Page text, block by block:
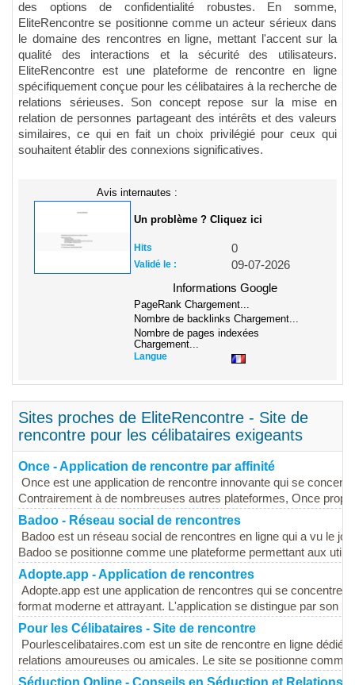
des options de confidentialité robustes. En somme,
EliteRencontre se positionne comme un acteur sérieux dans
le domaine des rencontres en ligne, mettant l'accent sur la
qualité des interactions et la sécurité des utilisateurs.
EliteRencontre est une plateforme de rencontre en ligne
spécifiquement conçue pour les célibataires à la recherche de
relations sérieuses. Son concept repose sur la mise en
relation de personnes partageant des intérêts et des valeurs
similaires, ce qui en fait un choix privilégié pour ceux qui
souhaitent établir des connexions significatives.
Avis internautes :
Un problème ? Cliquez ici
Hits 0
Validé le :
09-07-2026
Informations Google
PageRank Chargement...
Nombre de backlinks Chargement...
Nombre de pages indexées
Chargement...
Langue
Sites proches de EliteRencontre - Site de
rencontre pour les célibataires exigeants
Once - Application de rencontre par affinité
Once est une application de rencontre innovante qui se
Contrairement à de nombreuses autres plateformes, Once
Badoo - Réseau social de rencontres
Badoo est un réseau social de rencontres en ligne qui a vu le
Badoo se positionne comme une plateforme permettant aux
Adopte.app - Application de rencontres
Adopte.app est une application de rencontres qui se concentre
format moderne et attrayant. L'application se distingue par son
Pour les Célibataires - Site de rencontre
Pourlescelibataires.com est un site de rencontre en ligne dédié
relations amoureuses ou amicales. Le site se positionne comme